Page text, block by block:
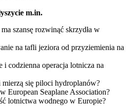
m.in.
szansę rozwinąć skrzydła w
na tafli jeziora od przyziemienia na
i codzienna operacja lotnicza na
się piloci hydroplanów?
European Seaplane Association?
lotnictwa wodnego w Europie?